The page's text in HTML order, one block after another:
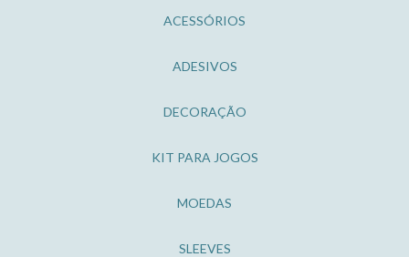
ACESSÓRIOS
ADESIVOS
DECORAÇÃO
KIT PARA JOGOS
MOEDAS
SLEEVES